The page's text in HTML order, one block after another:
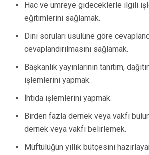
Hac ve umreye gideceklerle ilgili
eğitimlerini sağlamak.
Dini soruları usulüne göre
cevaplandırılmasını sağlamak.
Başkanlık yayınlarının tanıtım,
işlemlerini yapmak.
İhtida işlemlerini yapmak.
Birden fazla dernek veya vakfı
dernek veya vakfı belirlemek.
Müftülüğün yıllık bütçesini